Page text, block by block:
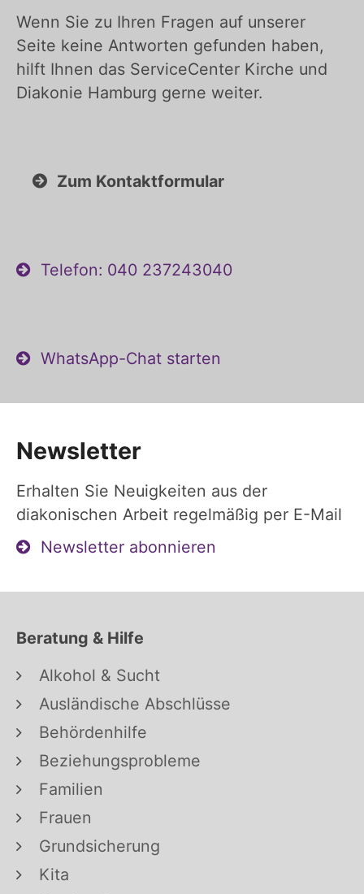
Wenn Sie zu Ihren Fragen auf unserer
Seite keine Antworten gefunden haben,
hilft Ihnen das ServiceCenter Kirche und
Diakonie Hamburg gerne weiter.
Zum Kontaktformular
Telefon: 040 237243040
WhatsApp-Chat starten
Newsletter
Erhalten Sie Neuigkeiten aus der
diakonischen Arbeit regelmäßig per E-Mail
Newsletter abonnieren
Beratung & Hilfe
Alkohol & Sucht
Ausländische Abschlüsse
Behördenhilfe
Beziehungsprobleme
Familien
Frauen
Grundsicherung
Kita